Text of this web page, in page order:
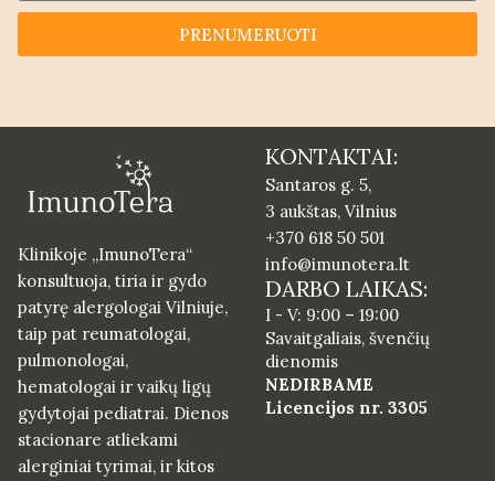
PRENUMERUOTI
Klinikoje „ImunoTera“
konsultuoja, tiria ir gydo
patyrę alergologai Vilniuje,
taip pat reumatologai,
pulmonologai,
hematologai ir vaikų ligų
gydytojai pediatrai. Dienos
stacionare atliekami
alerginiai tyrimai, ir kitos
KONTAKTAI:
Santaros g. 5,
3 aukštas, Vilnius
+370 618 50 501
info@imunotera.lt
DARBO LAIKAS:
I - V: 9:00 – 19:00
Savaitgaliais, švenčių
dienomis
NEDIRBAME
Licencijos nr. 3305